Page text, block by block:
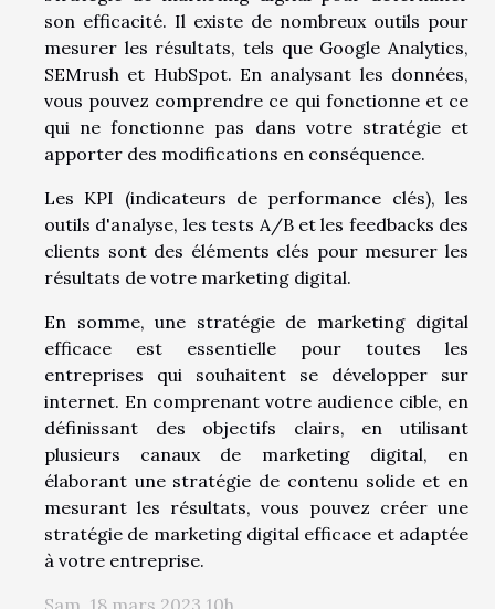
son efficacité. Il existe de nombreux outils pour
mesurer les résultats, tels que Google Analytics,
SEMrush et HubSpot. En analysant les données,
vous pouvez comprendre ce qui fonctionne et ce
qui ne fonctionne pas dans votre stratégie et
apporter des modifications en conséquence.
Les KPI (indicateurs de performance clés), les
outils d'analyse, les tests A/B et les feedbacks des
clients sont des éléments clés pour mesurer les
résultats de votre marketing digital.
En somme, une stratégie de marketing digital
efficace est essentielle pour toutes les
entreprises qui souhaitent se développer sur
internet. En comprenant votre audience cible, en
définissant des objectifs clairs, en utilisant
plusieurs canaux de marketing digital, en
élaborant une stratégie de contenu solide et en
mesurant les résultats, vous pouvez créer une
stratégie de marketing digital efficace et adaptée
à votre entreprise.